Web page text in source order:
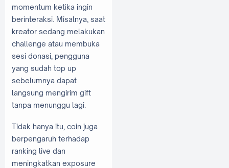
momentum ketika ingin
berinteraksi. Misalnya, saat
kreator sedang melakukan
challenge atau membuka
sesi donasi, pengguna
yang sudah top up
sebelumnya dapat
langsung mengirim gift
tanpa menunggu lagi.
Tidak hanya itu, coin juga
berpengaruh terhadap
ranking live dan
meningkatkan exposure